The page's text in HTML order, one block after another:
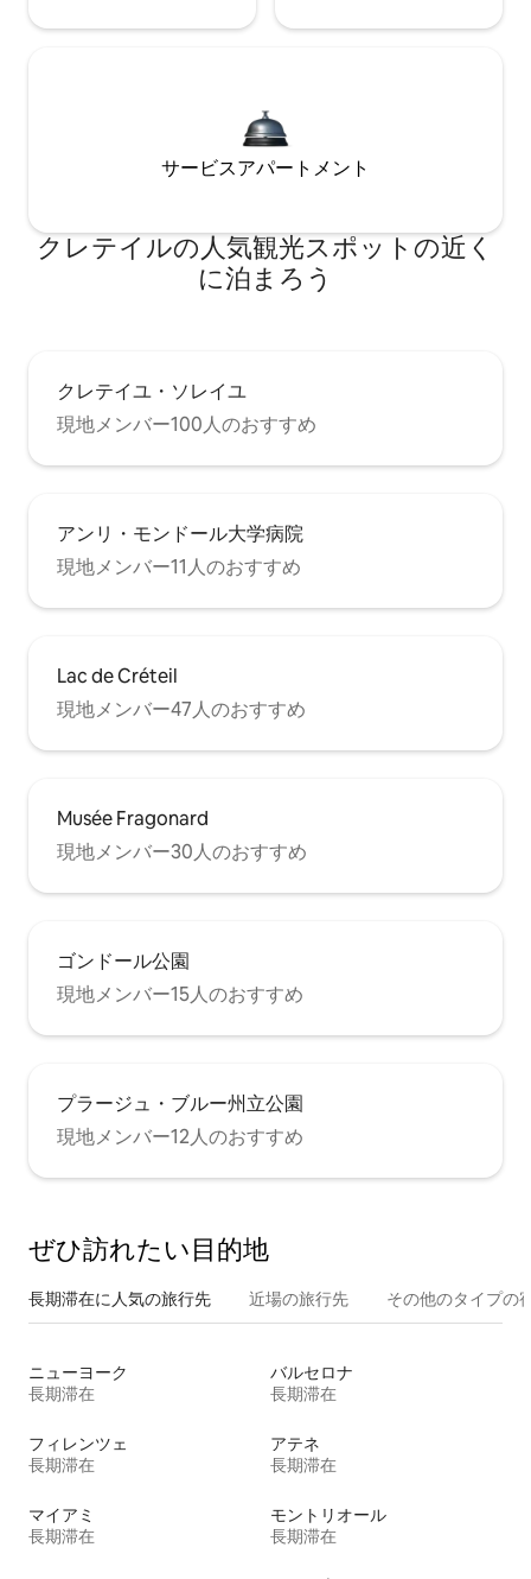
サービスアパートメント
クレテイルの人気観光スポットの近く
に泊まろう
クレテイユ・ソレイユ
現地メンバー100人のおすすめ
アンリ・モンドール大学病院
現地メンバー11人のおすすめ
Lac de Créteil
現地メンバー47人のおすすめ
Musée Fragonard
現地メンバー30人のおすすめ
ゴンドール公園
現地メンバー15人のおすすめ
プラージュ・ブルー州立公園
現地メンバー12人のおすすめ
ぜひ訪⁠れ⁠た⁠い目⁠的⁠地
長期滞在に人気の旅行先 近場の旅行先 その他のタ⁠イ⁠プ⁠の
ニューヨーク
長期滞在
バルセロナ
長期滞在
フィレンツェ
長期滞在
アテネ
長期滞在
マイアミ
長期滞在
モントリオール
長期滞在